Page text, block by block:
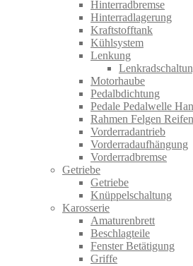
Hinterradbremse
Hinterradlagerung
Kraftstofftank
Kühlsystem
Lenkung
Motorhaube
Pedalbdichtung
Pedale Pedalwelle
Rahmen Felgen Reifen
Vorderradantrieb
Vorderradaufhängung
Vorderradbremse
Getriebe
Getriebe
Knüppelschaltung
Karosserie
Amaturenbrett
Beschlagteile
Fenster Betätigung
Griffe